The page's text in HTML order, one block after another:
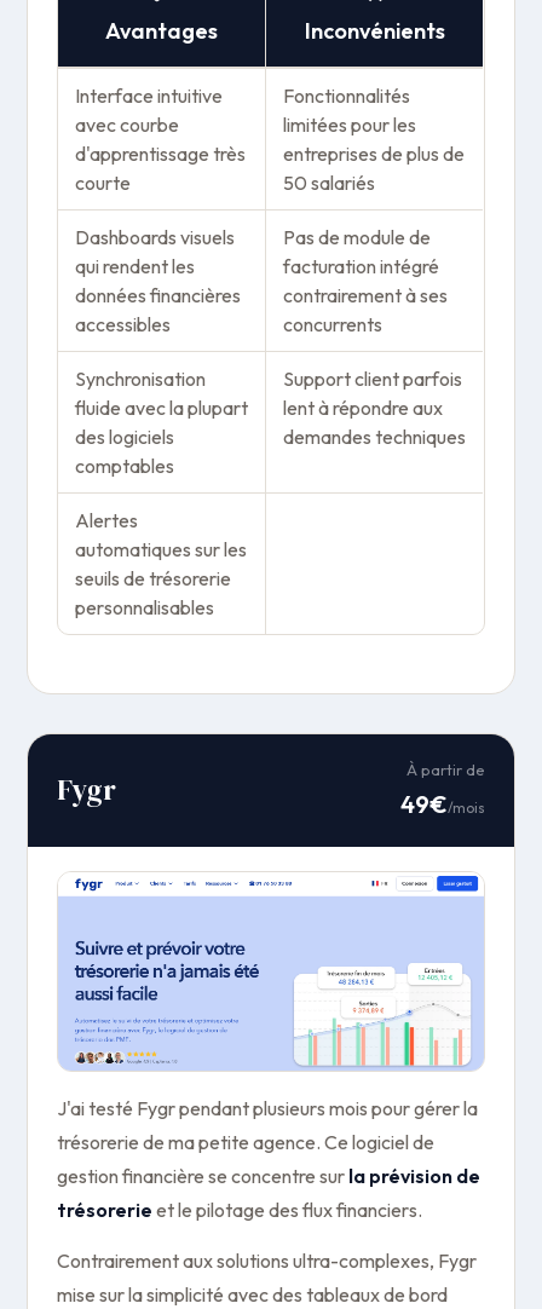
Avantages
Inconvénients
Interface intuitive
avec courbe
d'apprentissage très
courte
Fonctionnalités
limitées pour les
entreprises de plus de
50 salariés
Dashboards visuels
qui rendent les
données financières
accessibles
Pas de module de
facturation intégré
contrairement à ses
concurrents
Synchronisation
fluide avec la plupart
des logiciels
comptables
Support client parfois
lent à répondre aux
demandes techniques
Alertes
automatiques sur les
seuils de trésorerie
personnalisables
Fygr
À partir de
49€/mois
J'ai testé Fygr pendant plusieurs mois pour gérer la
trésorerie de ma petite agence. Ce logiciel de
gestion financière se concentre sur la prévision de
trésorerie et le pilotage des flux financiers.
Contrairement aux solutions ultra-complexes, Fygr
mise sur la simplicité avec des tableaux de bord